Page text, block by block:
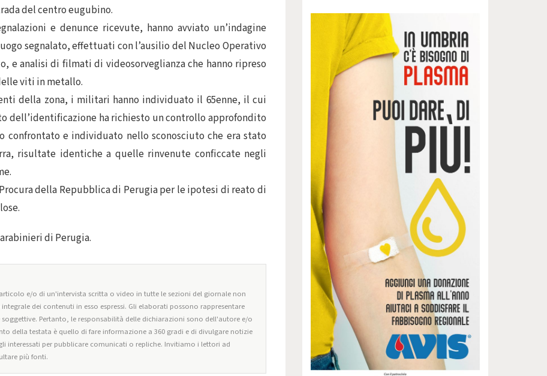
del centro eugubino.
e denunce ricevute, hanno avviato un’indagine
segnalato, effettuati con l’ausilio del Nucleo Operativo
e analisi di filmati di videosorveglianza che hanno ripreso
viti in metallo.
della zona, i militari hanno individuato il 65enne, il cui
dell’identificazione ha richiesto un controllo approfondito
confrontato e individuato nello sconosciuto che era stato
risultate identiche a quelle rinvenute conficcate negli
della Repubblica di Perugia per le ipotesi di reato di
di Perugia.
e/o di un'intervista scritta o video in tutte le sezioni del giornale non
dei contenuti in esso espressi. Gli elaborati possono rappresentare
Pertanto, le responsabilità delle dichiarazioni sono dell'autore e/o
della testata è quello di fare informazione a 360 gradi e di divulgare notizie
interessati per pubblicare comunicati o repliche. Invitiamo i lettori ad
più fonti.